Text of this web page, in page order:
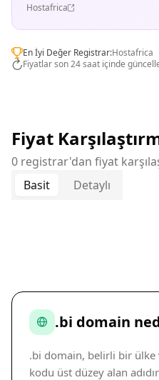
Hostafrica
En İyi Değer Registrar:Hostafrica
Fiyatlar son 24 saat içinde
Fiyat
0 registrar'dan fiyat
Basit
Detaylı
.bi domain
.bi domain, belirli bir ülke
kodu üst düzey alan